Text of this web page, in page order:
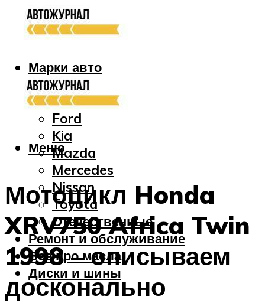
Марки авто
Audi
Bmw
Ford
Kia
Mazda
Mercedes
Nissan
Toyota
Отечественные
Ремонт и обслуживание
Все про масла
Диски и шины
Меню
Мотоцикл Honda
XRV750 Africa Twin
1998 – описываем
досконально